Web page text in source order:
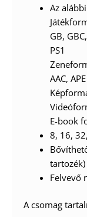
Az
GB,
PS1
AAC, APE
E-book
8, 16,
tartozék)
Felvevő
A csomag